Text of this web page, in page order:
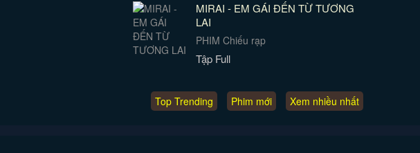
MIRAI - EM GÁI ĐẾN TỪ TƯƠNG
LAI
PHIM Chiếu rạp
Tập Full
Top Trending Phim mới Xem nhiều nhất